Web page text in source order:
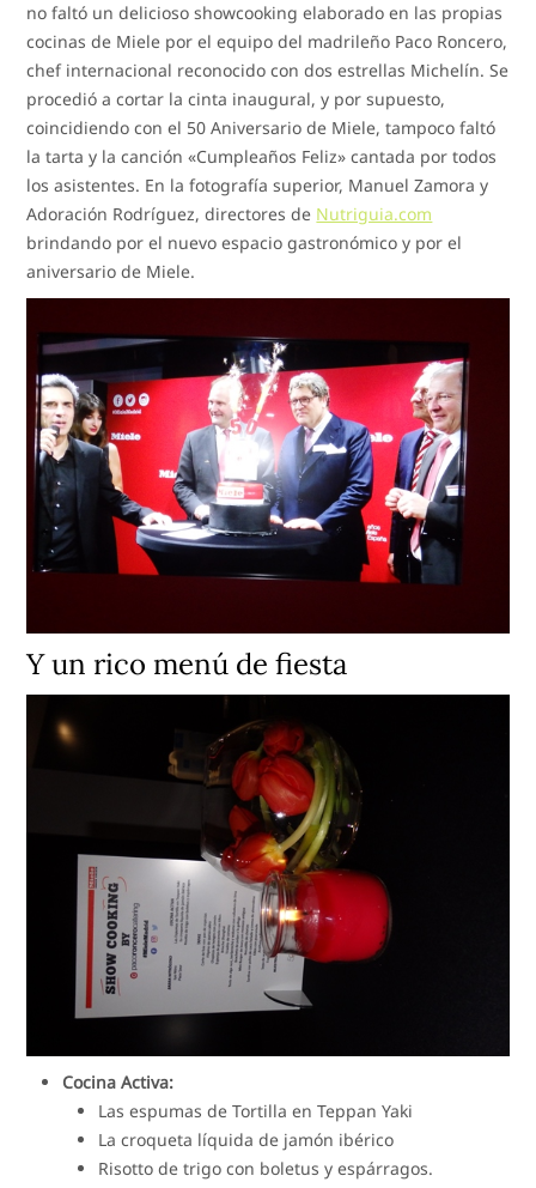
no faltó un delicioso showcooking elaborado en las propias
cocinas de Miele por el equipo del madrileño Paco Roncero,
chef internacional reconocido con dos estrellas Michelín. Se
procedió a cortar la cinta inaugural, y por supuesto,
coincidiendo con el 50 Aniversario de Miele, tampoco faltó
la tarta y la canción «Cumpleaños Feliz» cantada por todos
los asistentes. En la fotografía superior, Manuel Zamora y
Adoración Rodríguez, directores de Nutriguia.com
brindando por el nuevo espacio gastronómico y por el
aniversario de Miele.
Y un rico menú de fiesta
Cocina Activa:
Las espumas de Tortilla en Teppan Yaki
La croqueta líquida de jamón ibérico
Risotto de trigo con boletus y espárragos.